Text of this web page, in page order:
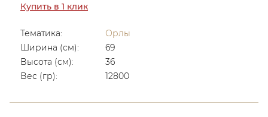
Купить в 1 клик
Тематика:
Орлы
Ширина (см):
69
Высота (см):
36
Вес (гр):
12800